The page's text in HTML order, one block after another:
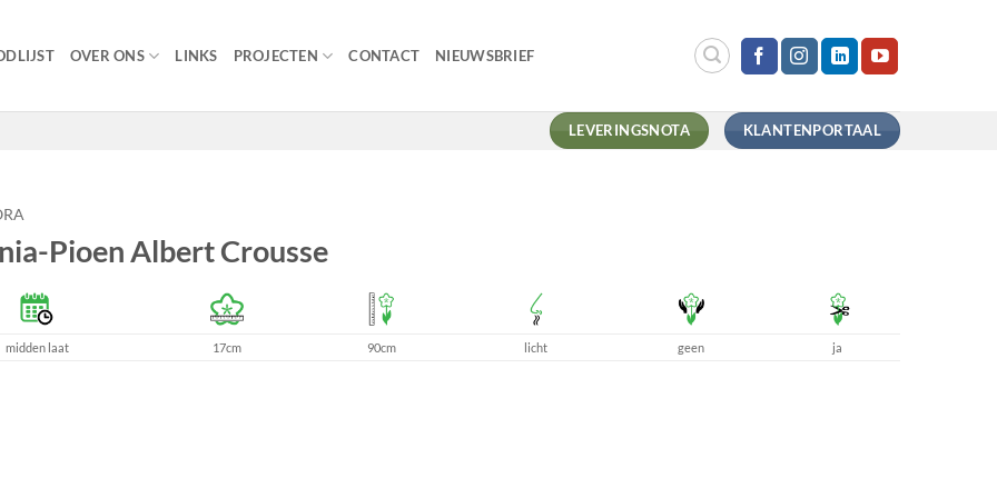
OVER ONS LINKS PROJECTEN CONTACT NIEUWSBRIEF
LEVERINGSNOTA KLANTENPORTAAL
Pioen Albert Crousse
midden laat 17cm 90cm licht geen ja